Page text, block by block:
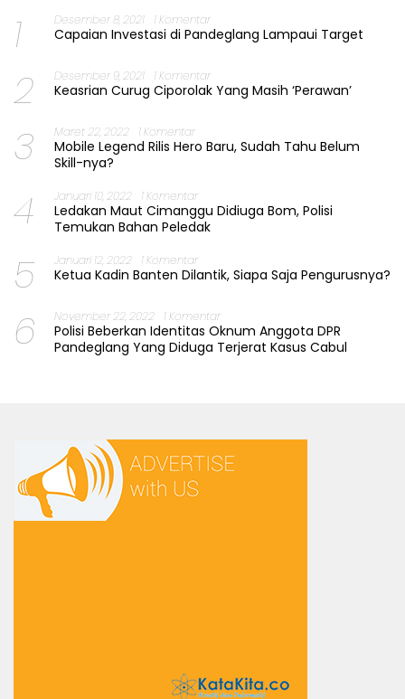
1 Desember 8, 2021 1 Komentar
Capaian Investasi di Pandeglang Lampaui Target
2 Desember 9, 2021 1 Komentar
Keasrian Curug Ciporolak Yang Masih ‘Perawan’
3 Maret 22, 2022 1 Komentar
Mobile Legend Rilis Hero Baru, Sudah Tahu Belum
Skill-nya?
4 Januari 10, 2022 1 Komentar
Ledakan Maut Cimanggu Didiuga Bom, Polisi
Temukan Bahan Peledak
5 Januari 12, 2022 1 Komentar
Ketua Kadin Banten Dilantik, Siapa Saja Pengurusnya?
6 November 22, 2022 1 Komentar
Polisi Beberkan Identitas Oknum Anggota DPR
Pandeglang Yang Diduga Terjerat Kasus Cabul